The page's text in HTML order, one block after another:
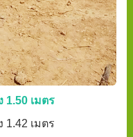
1.50 เมตร
เมตร